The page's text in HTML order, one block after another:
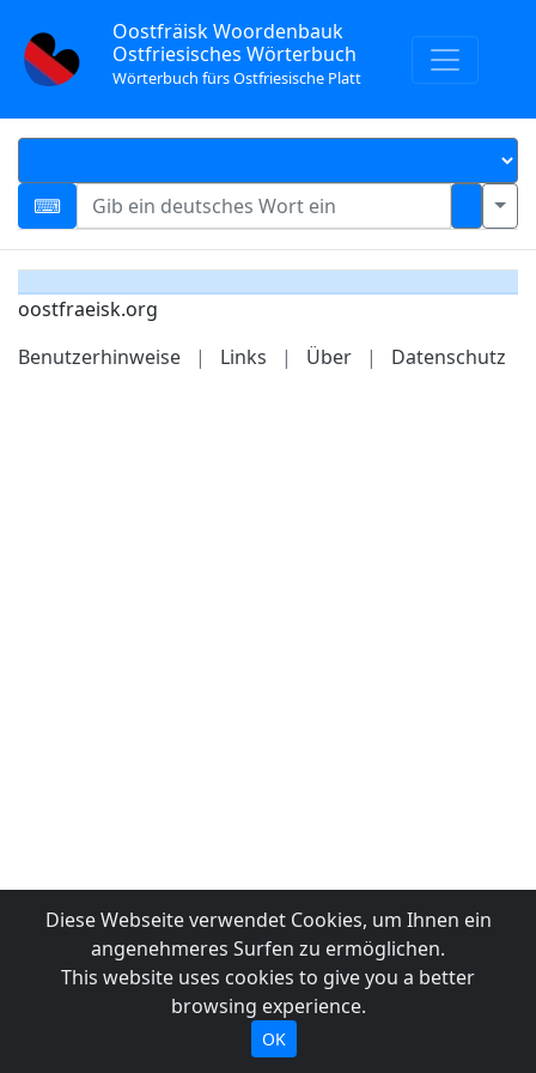
Oostfräisk Woordenbauk
Ostfriesisches Wörterbuch
Wörterbuch fürs Ostfriesische Platt
oostfraeisk.org
Benutzerhinweise
| Links | Über | Datenschutz
Diese Webseite verwendet Cookies, um Ihnen ein
angenehmeres Surfen zu ermöglichen.
This website uses cookies to give you a better
browsing experience.
OK